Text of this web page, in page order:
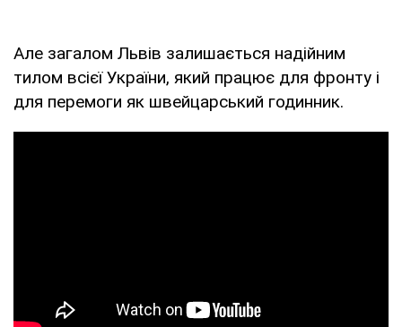
Але загалом Львів залишається надійним
тилом всієї України, який працює для фронту і
для перемоги як швейцарський годинник.